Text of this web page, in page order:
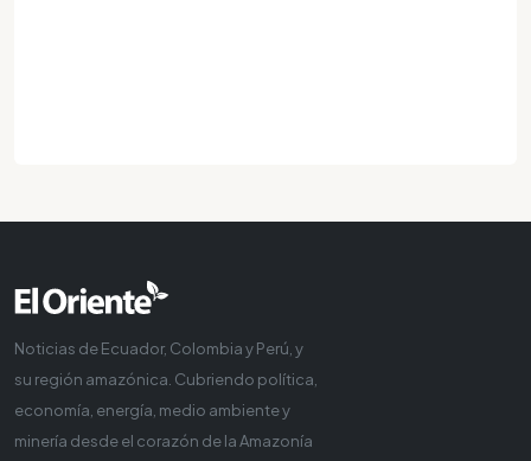
Noticias de Ecuador, Colombia y Perú, y
su región amazónica. Cubriendo política,
economía, energía, medio ambiente y
minería desde el corazón de la Amazonía